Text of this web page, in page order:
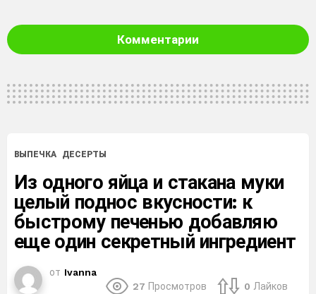
Комментарии
ВЫПЕЧКА ДЕСЕРТЫ
Из одного яйца и стакана муки
целый поднос вкусности: к
быстрому печенью добавляю
еще один секретный ингредиент
от Ivanna
27 Просмотров 0 Лайков